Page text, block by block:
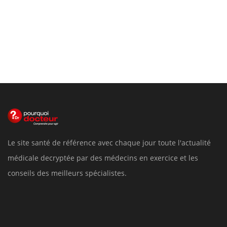
Le site santé de référence avec chaque jour toute l'actualité
médicale decryptée par des médecins en exercice et les
conseils des meilleurs spécialistes.